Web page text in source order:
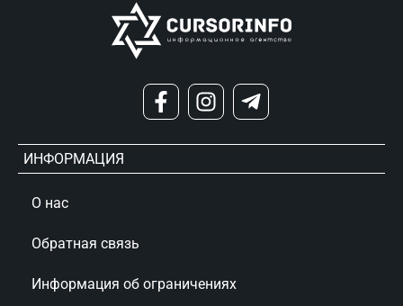
ИНФОРМАЦИЯ
О нас
Обратная связь
Информация об ограничениях